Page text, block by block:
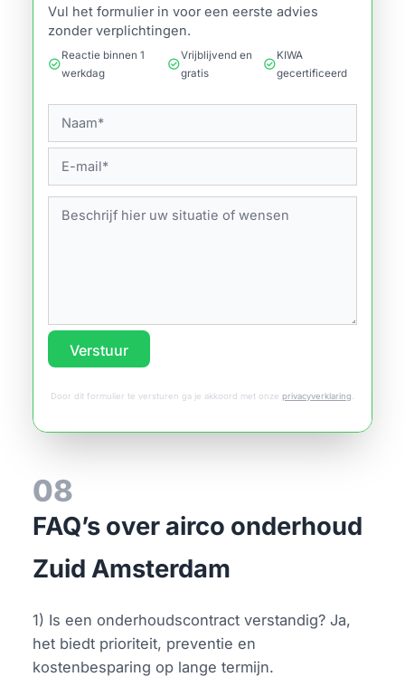
Vul het formulier in voor een eerste advies
zonder verplichtingen.
check_circle
Reactie binnen 1
werkdag
check_circle
Vrijblijvend en
gratis
check_circle
KIWA
gecertificeerd
Verstuur
Door dit formulier te versturen ga je akkoord met onze privacyverklaring
08
FAQ’s over airco onderhoud
Zuid Amsterdam
1) Is een onderhoudscontract verstandig? Ja,
het biedt prioriteit, preventie en
kostenbesparing op lange termijn.